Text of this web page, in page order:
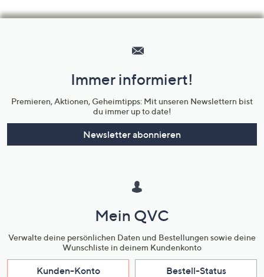
Unternehmensinformationen
Immer informiert!
Premieren, Aktionen, Geheimtipps: Mit unseren Newslettern bist
du immer up to date!
Newsletter abonnieren
Mein QVC
Verwalte deine persönlichen Daten und Bestellungen sowie deine
Wunschliste in deinem Kundenkonto
Kunden-Konto Bestell-Status